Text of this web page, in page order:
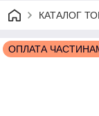
КАТАЛОГ
ОПЛАТА